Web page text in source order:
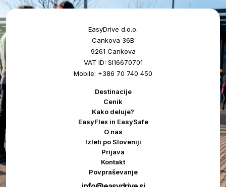
EasyDrive d.o.o.
Cankova 36B
9261 Cankova
VAT ID: SI16670701
Mobile: +386 70 740 450
Destinacije
Cenik
Kako deluje?
EasyFlex in EasySafe
O nas
Izleti po Sloveniji
Prijava
Kontakt
Povpraševanje